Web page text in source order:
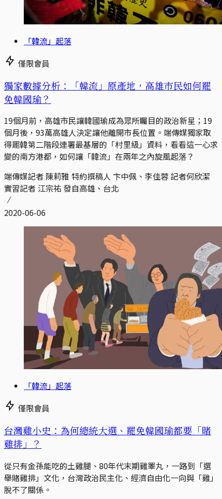
「韓流」起落
僅限會員
獨家數據分析：「韓流」原產地，高雄市民如何罷
免韓國瑜？
19個月前，高雄市民讓韓國瑜成為眾所矚目的政治新星；19
個月後，93萬高雄人決定讓他離開市長位置。端傳媒獨家取
得罷韓第二階段連署最基層的「村里級」資料，看看這一心求
變的南方港都，如何讓「韓流」在兩年之內旋風起落？
端傳媒記者 陳莉雅 特約撰稿人 卞中佩、李佳蓉 記者何欣潔
實習記者 江宗祐 發自高雄、台北
2020-06-06
「韓流」起落
僅限會員
台灣雞小史：為何總統大選、罷免韓國瑜都要「賭
雞排」？
從只有金孫能吃的土雞腿、80年代末期雞睪丸，一路到「選
舉賭雞排」文化，台灣政治民主化、經濟自由化一向與「雞」
脫不了關係。